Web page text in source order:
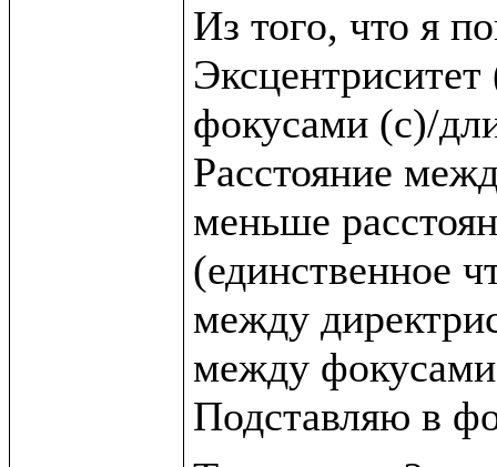
Из того, что я
фокусами (c)/
Расстояние
меньше
(единственное
между
между
Подставляю в